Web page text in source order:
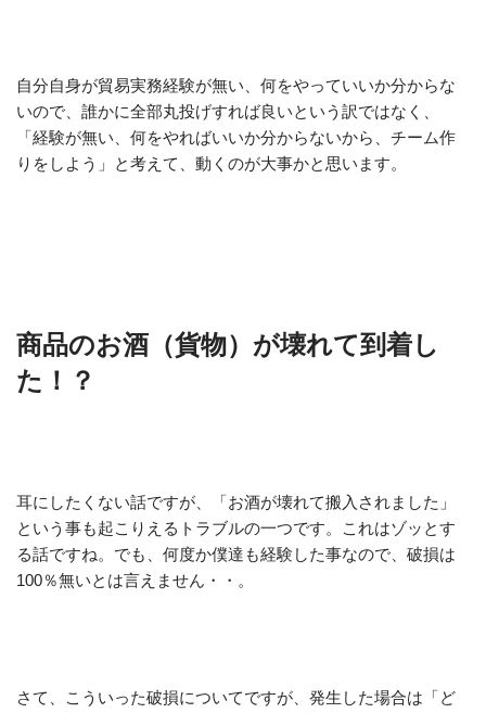
自分自身が貿易実務経験が無い、何をやっていいか分からな
いので、誰かに全部丸投げすれば良いという訳ではなく、
「経験が無い、何をやればいいか分からないから、チーム作
りをしよう」と考えて、動くのが大事かと思います。
商品のお酒（貨物）が壊れて到着し
た！？
耳にしたくない話ですが、「お酒が壊れて搬入されました」
という事も起こりえるトラブルの一つです。これはゾッとす
る話ですね。でも、何度か僕達も経験した事なので、破損は
100％無いとは言えません・・。
さて、こういった破損についてですが、発生した場合は「ど